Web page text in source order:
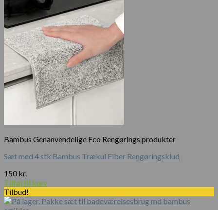
Bambus Genanvendelige Eco Rengørings produkter
Sæt med 4 stk Bambus Trækul Fiber Rengøringsklud
150 kr.
Tilføj til kurv
Tilbud!